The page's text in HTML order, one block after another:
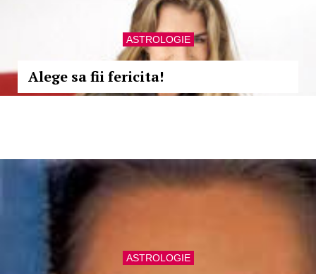
ASTROLOGIE
Alege sa fii fericita!
ASTROLOGIE